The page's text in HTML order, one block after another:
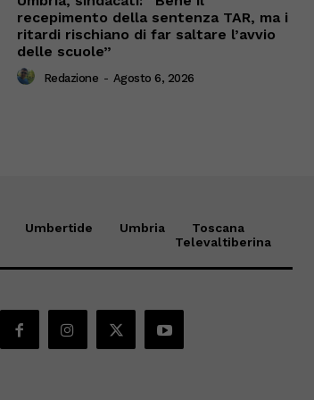
recepimento della sentenza TAR, ma i
ritardi rischiano di far saltare l’avvio
delle scuole”
Redazione - Agosto 6, 2026
Umbertide Umbria
Toscana
Televaltiberina